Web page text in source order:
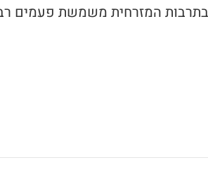
בתרבות המזרחית משמשת פעמים